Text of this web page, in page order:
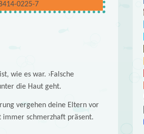
0225-7
wie es war. ›Falsche
die Haut geht.
vergehen deine Eltern vor
immer schmerzhaft präsent.